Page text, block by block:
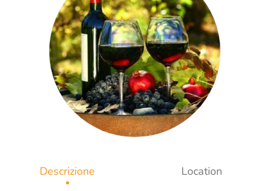
Descrizione Location